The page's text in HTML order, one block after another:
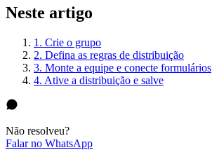
Neste artigo
1. Crie o grupo
2. Defina as regras de distribuição
3. Monte a equipe e conecte formulários
4. Ative a distribuição e salve
Não resolveu?
Falar no WhatsApp